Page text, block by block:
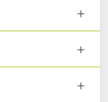
+
+
+